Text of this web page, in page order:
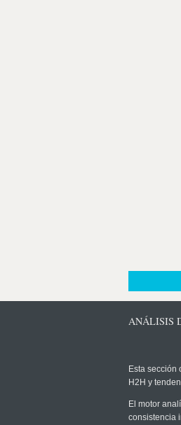
ANÁLISIS
Esta sección
H2H y
El motor
consistencia